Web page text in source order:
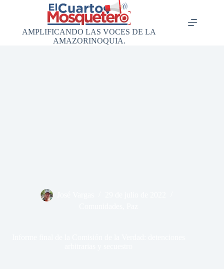
AMPLIFICANDO LAS VOCES DE LA
AMAZORINOQUIA.